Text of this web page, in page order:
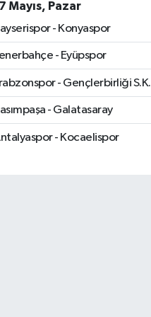
Mayıs, Pazar
- Konyaspor
- Eyüpspor
- Gençlerbirliği S.K.
- Galatasaray
- Kocaelispor